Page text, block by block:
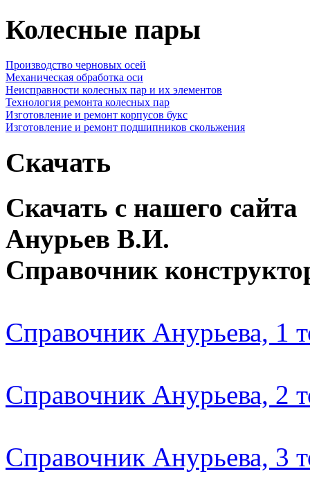
Колесные пары
Производство черновых осей
Механическая обработка оси
Неисправности колесных пар и их элементов
Технология ремонта колесных пар
Изготовление и ремонт корпусов букс
Изготовление и ремонт подшипников скольжения
Скачать
Скачать с нашего сайта
Анурьев В.И.
Справочник
Справочник Анурьева, 1
Справочник Анурьева, 2
Справочник Анурьева, 3